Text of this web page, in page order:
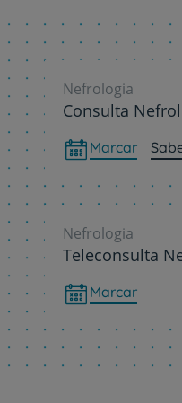
Nefrologia
Consulta
Marcar
Nefrologia
Teleconsulta
Marcar